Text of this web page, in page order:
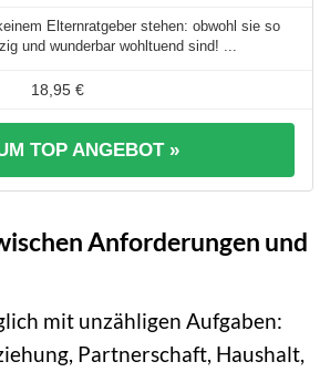
Elternratgeber stehen: obwohl sie so
und wunderbar wohltuend sind! ...
18,95 €
TOP ANGEBOT »
Anforderungen und
mit unzähligen Aufgaben:
Partnerschaft, Haushalt,